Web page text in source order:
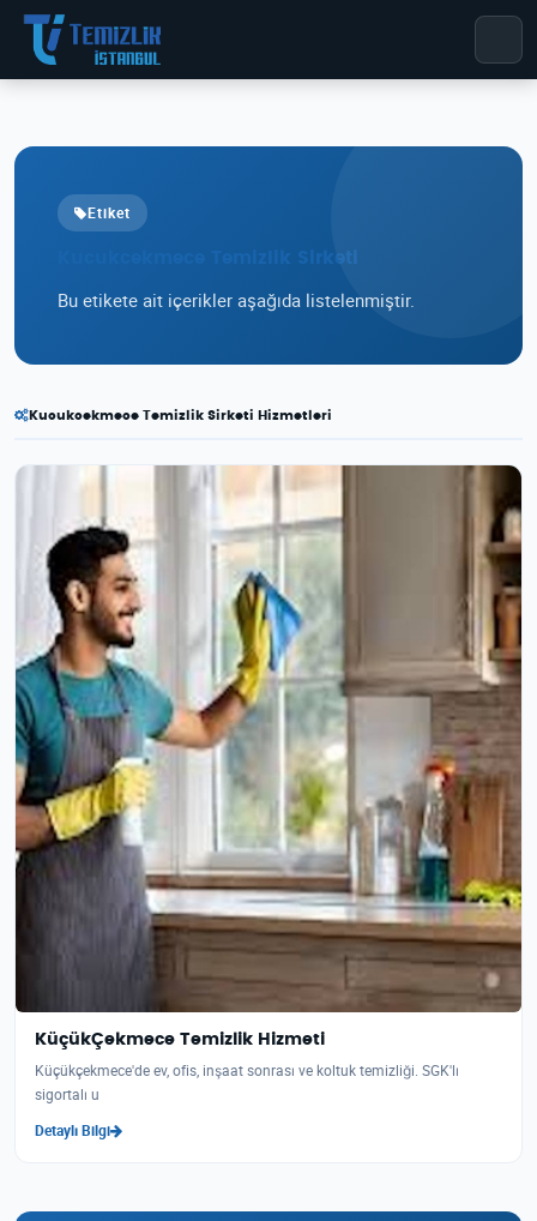
Etiket
Kucukcekmece Temizlik Sirketi
Bu etikete ait içerikler aşağıda listelenmiştir.
Kucukcekmece Temizlik Sirketi Hizmetleri
KüçükÇekmece Temizlik Hizmeti
Küçükçekmece'de ev, ofis, inşaat sonrası ve koltuk temizliği. SGK'lı
sigortalı u
Detaylı Bilgi